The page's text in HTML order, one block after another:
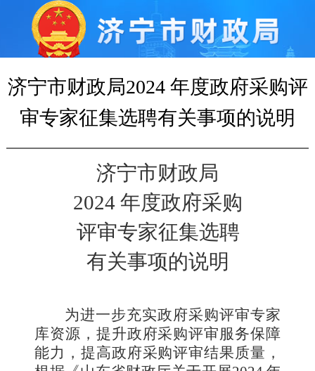
济宁市财政局2024 年度政府采购评
审专家征集选聘有关事项的说明
济宁市财政局
2024 年度政府采购
评审专家征集选聘
有关事项的说明
为进一步充实政府采购评审专家
库资源，提升政府采购评审服务保障
能力，提高政府采购评审结果质量，